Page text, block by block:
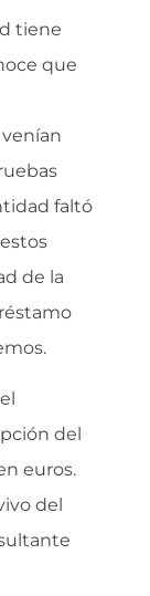
tiene
que
faltó
de la
del
euros.
del